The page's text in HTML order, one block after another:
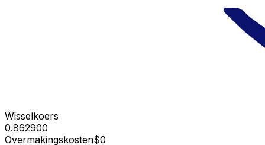
Wisselkoers
0.862900
Overmakingskosten$0